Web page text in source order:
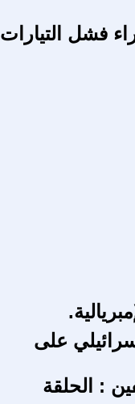
فشل التيارات
على
: الحلقة